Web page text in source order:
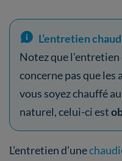
L’entretien
Notez que
concerne pas que les
vous soyez chauffé
naturel, celui-ci est
L’entretien d’une